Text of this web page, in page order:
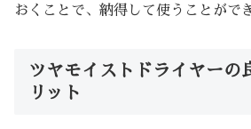
おくことで、納得して使うことがで
ツヤモイストドライヤーの
リット